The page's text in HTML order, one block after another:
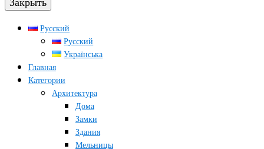
Русский
Русский
Українська
Главная
Категории
Архитектура
Дома
Замки
Здания
Мельницы